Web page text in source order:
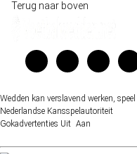
Terug naar boven
Wedden kan verslavend werken, speel
Nederlandse Kansspelautoriteit
Gokadvertenties Uit Aan